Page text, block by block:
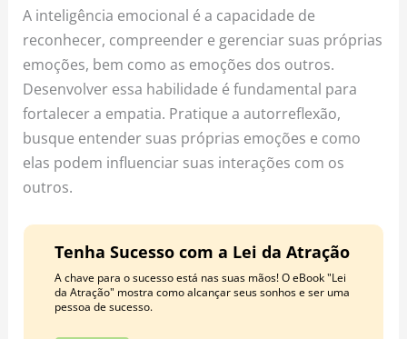
A inteligência emocional é a capacidade de
reconhecer, compreender e gerenciar suas próprias
emoções, bem como as emoções dos outros.
Desenvolver essa habilidade é fundamental para
fortalecer a empatia. Pratique a autorreflexão,
busque entender suas próprias emoções e como
elas podem influenciar suas interações com os
outros.
Tenha Sucesso com a Lei da Atração
A chave para o sucesso está nas suas mãos! O eBook "Lei
da Atração" mostra como alcançar seus sonhos e ser uma
pessoa de sucesso.